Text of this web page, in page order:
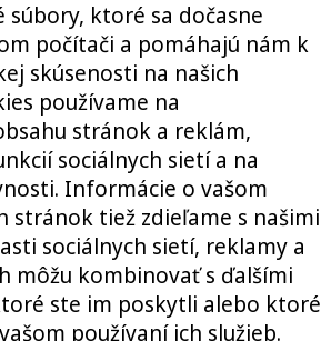
súbory, ktoré sa dočasne
počítači a pomáhajú nám k
skúsenosti na našich
používame na
stránok a reklám,
sociálnych sietí a na
Informácie o vašom
stránok tiež zdieľame s našimi
sociálnych sietí, reklamy a
môžu kombinovať s ďalšími
ste im poskytli alebo ktoré
používaní ich služieb.